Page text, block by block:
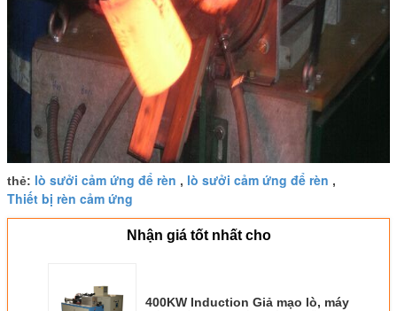
thẻ: lò sưởi cảm ứng để rèn , lò sưởi cảm ứng để rèn ,
Thiết bị rèn cảm ứng
Nhận giá tốt nhất cho
400KW Induction Giả mạo lò, máy